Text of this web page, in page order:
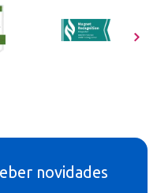
novidades